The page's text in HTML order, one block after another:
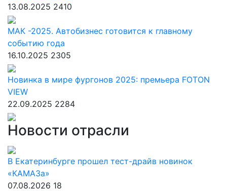
13.08.2025 2410
МАК -2025. Автобизнес готовится к главному
событию года
16.10.2025 2305
Новинка в мире фургонов 2025: премьера FOTON
VIEW
22.09.2025 2284
Новости отрасли
В Екатеринбурге прошел тест-драйв новинок
«КАМАЗа»
07.08.2026 18